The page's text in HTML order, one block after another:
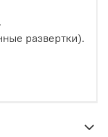
развертки).